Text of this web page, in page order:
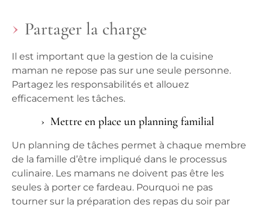
Partager la charge
Il est important que la gestion de la cuisine
maman ne repose pas sur une seule personne.
Partagez les responsabilités et allouez
efficacement les tâches.
Mettre en place un planning familial
Un planning de tâches permet à chaque membre
de la famille d’être impliqué dans le processus
culinaire. Les mamans ne doivent pas être les
seules à porter ce fardeau. Pourquoi ne pas
tourner sur la préparation des repas du soir par